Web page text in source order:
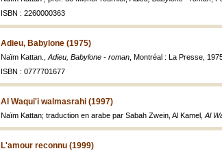
ISBN : 2260000363
Adieu, Babylone (1975)
Naïm Kattan., Adieu, Babylone - roman , Montréal : La Presse,
ISBN : 0777701677
Al Waqui'i walmasrahi (1997)
Naïm Kattan; traduction en arabe par Sabah Zwein, Al Kamel, Al
L'amour reconnu (1999)